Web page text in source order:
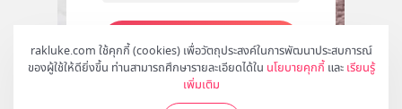
rakluke.com ใช้คุกกี้ (cookies) เพื่อวัตถุประสงค์ในการพัฒนาประสบการณ์
ของผู้ใช้ให้ดียิ่งขึ้น ท่านสามารถศึกษารายละเอียดได้ใน นโยบายคุกกี้ และ เรียนรู้
เพิ่มเติม
สมัคร